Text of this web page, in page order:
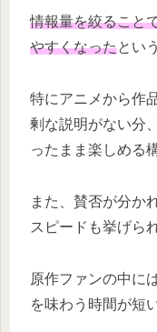
情報量を絞ること
やすくなったとい
特にアニメから作
剰な説明がない分
ったまま楽しめる
また、賛否が分か
スピードも挙げら
原作ファンの中に
を味わう時間が短